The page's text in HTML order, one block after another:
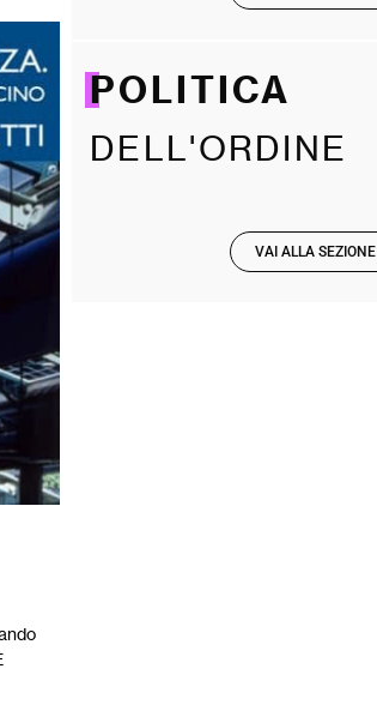
POLITICA
DELL'ORDINE
VAI ALLA SEZIONE